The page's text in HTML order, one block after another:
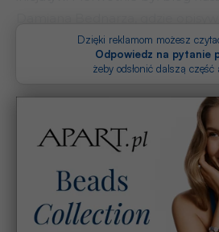
fragmenty z dziejów futbolu. W
powstał profil na Facebooku,
Dzięki reklamom możesz
Odpowiedz na pytanie
żeby odsłonić dalszą część